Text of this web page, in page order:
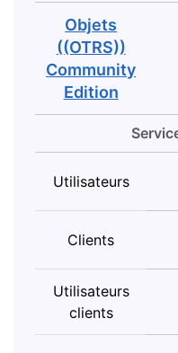
Objets
((OTRS))
Community
Edition
Utilisateurs
Clients
Utilisateurs
clients